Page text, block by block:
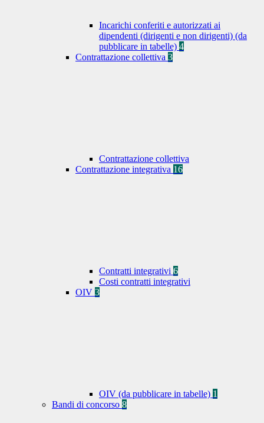
Incarichi conferiti e autorizzati ai
dipendenti (dirigenti e non dirigenti) (da
pubblicare in tabelle) 4
Contrattazione collettiva 3
Contrattazione collettiva
Contrattazione integrativa 16
Contratti integrativi 6
Costi contratti integrativi
OIV 3
OIV (da pubblicare in tabelle) 1
Bandi di concorso 8